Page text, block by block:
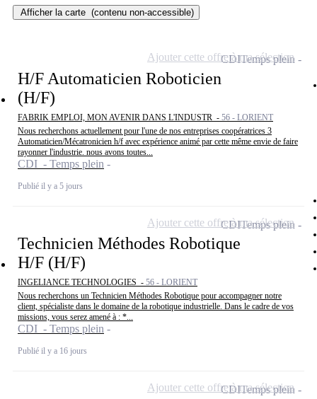
Afficher la carte (contenu non-accessible)
H/F Automaticien Roboticien
(H/F)
FABRIK EMPLOI, MON AVENIR DANS L'INDUSTR - 56 - LORIENT
Nous recherchons actuellement pour l'une de nos entreprises coopératrices 3
Automaticien/Mécatronicien h/f avec expérience animé par cette même envie de faire
rayonner l'industrie. nous avons toutes...
CDI - Temps plein
Publié il y a 5 jours
CDITemps plein
Ajouter cette offre à ma sélection
Technicien Méthodes Robotique
H/F (H/F)
INGELIANCE TECHNOLOGIES - 56 - LORIENT
Nous recherchons un Technicien Méthodes Robotique pour accompagner notre
client, spécialiste dans le domaine de la robotique industrielle. Dans le cadre de vos
missions, vous serez amené à : *...
CDI - Temps plein
Publié il y a 16 jours
CDITemps plein
Ajouter cette offre à ma sélection
CDITemps plein
Ajouter cette offre à ma sélection